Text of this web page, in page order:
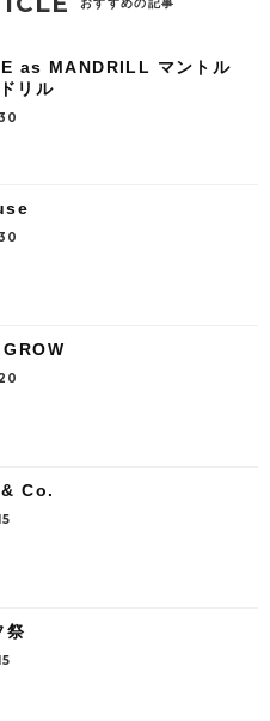
おすすめの記事
as MANDRILL マントル
リル
Co.
祭